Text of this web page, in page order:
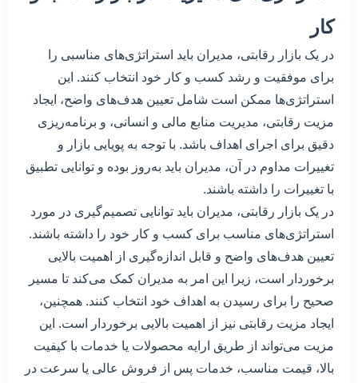
کار
در یک بازار رقابتی، مدیران باید استراتژی‌های مناسبی را
برای موفقیت و رشد کسب و کار خود انتخاب کنند. این
استراتژی‌ها ممکن است شامل تعیین هدف‌های واضح، ایجاد
مزیت رقابتی، مدیریت منابع مالی و انسانی، و برنامه‌ریزی
دقیق برای اجرای اهداف باشد. با توجه به پویایی بازار و
تغییرات مداوم در آن، مدیران باید به‌روز بوده و توانایی تطبیق
با تغییرات را داشته باشند.
در یک بازار رقابتی، مدیران باید توانایی تصمیم‌گیری در مورد
استراتژی‌های مناسب برای کسب و کار خود را داشته باشند.
تعیین هدف‌های واضح و قابل اندازه‌گیری از اهمیت بالایی
برخوردار است، زیرا این امر به مدیران کمک می‌کند تا مسیر
صحیح را برای رسیدن به اهداف خود انتخاب کنند. همچنین،
ایجاد مزیت رقابتی نیز از اهمیت بالایی برخوردار است. این
مزیت می‌تواند از طریق ارایه محصولات یا خدمات با کیفیت
بالا، قیمت مناسب، خدمات پس از فروش عالی یا سرعت در